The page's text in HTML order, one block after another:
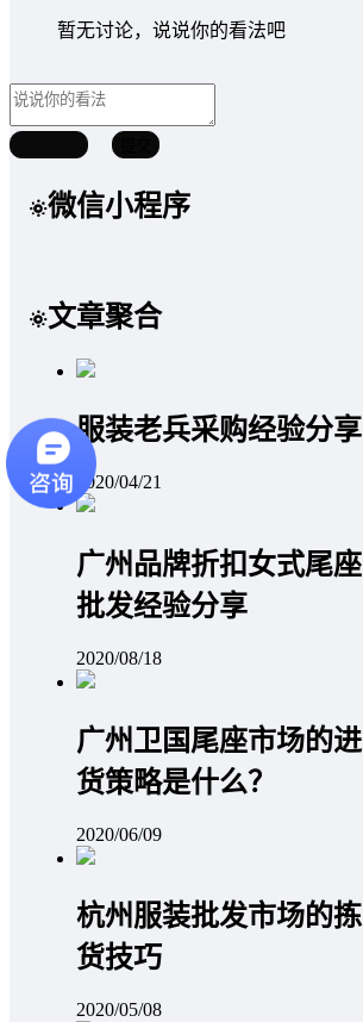
暂无讨论，说说你的看法吧
微信小程序
文章聚合
服装老兵采购经验分享
2020/04/21
广州品牌折扣女式尾座
批发经验分享
2020/08/18
广州卫国尾座市场的进
货策略是什么？
2020/06/09
杭州服装批发市场的拣
货技巧
2020/05/08